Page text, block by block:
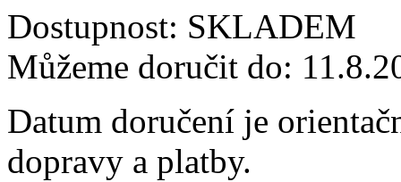
Dostupnost: SKLADEM
Můžeme doručit do:
Datum doručení je
dopravy a platby.